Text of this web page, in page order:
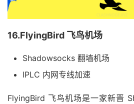
16.FlyingBird 飞鸟机场
Shadowsocks 翻墙机场
IPLC 内网专线加速
FlyingBird 飞鸟机场是一家新晋